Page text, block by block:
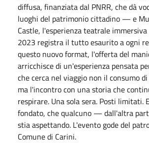
diffusa, finanziata dal PNRR, che dà
luoghi del patrimonio cittadino — e
Castle, l'esperienza teatrale
2023 registra il tutto esaurito a ogni
questo nuovo format, l'offerta del
arricchisce di un'esperienza pensata
che cerca nel viaggio non il consumo
ma l'incontro con una storia che
respirare. Una sola sera. Posti limitati.
fondato, che qualcuno — dall'altra
stia aspettando. L'evento gode del
Comune di Carini.